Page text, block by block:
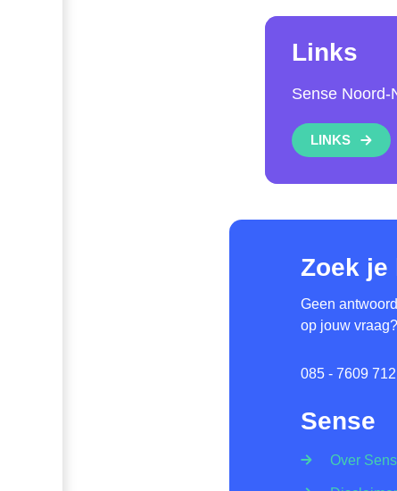
Links
Sense Noord-
LINKS
Zoek je
Geen
op jouw vraag?
085 - 7609 712
Sense
Over